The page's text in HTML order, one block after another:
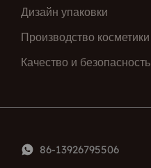
Дизайн упаковки
Производство косметики
Качество и безопасность
86-13926795506